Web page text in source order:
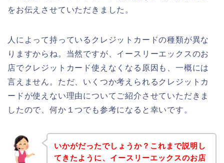
をお伝えさせていただきました。
人によって持っているクレジットカードの種類が異な
りますからね。当然ですが、イースリーエックスのお
店でクレジットカード使えなくなる原因も、一概には
言えません。ただ、いくつか考えられるクレジットカ
ードが使えない理由についてご紹介させていただきま
したので、何か１つでも参考になると幸いです。
いかがだったでしょうか？これまで説明し
てきたように、イースリーエックスのお店